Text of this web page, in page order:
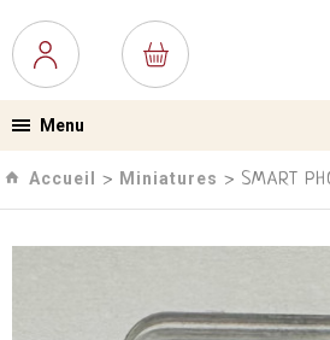
Menu
Accueil › Miniatures › SMART